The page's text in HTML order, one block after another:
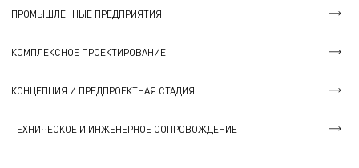
ПРОМЫШЛЕННЫЕ ПРЕДПРИЯТИЯ
КОМПЛЕКСНОЕ ПРОЕКТИРОВАНИЕ
КОНЦЕПЦИЯ И ПРЕДПРОЕКТНАЯ СТАДИЯ
ТЕХНИЧЕСКОЕ И ИНЖЕНЕРНОЕ СОПРОВОЖДЕНИЕ